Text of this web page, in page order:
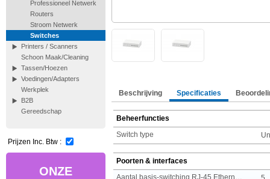
Professioneel Netwerk
Routers
Stroom Netwerk
Switches
Printers / Scanners
Schoon Maak/Cleaning
Tassen/Hoezen
Voedingen/Adapters
Werkplek
B2B
Gereedschap
Prijzen Inc. Btw :
ONZE
Beschrijving Specificaties
Beheerfuncties
Switch type
Poorten & interfaces